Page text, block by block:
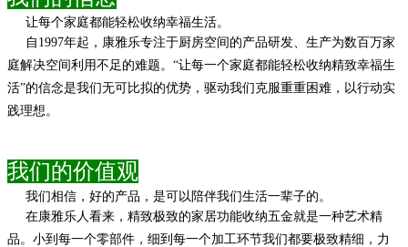
让每个家庭都能轻松收纳幸福生活。
自 1997年起，康雅乐专注于厨房空间的产品研发、生产为数百万家
庭解决空间利用不足的难题。 “让每一个家庭都能轻松收纳精致幸福生
活”的信念是我们无可比拟的优势， 驱动我们克服重重困难，以行动实
践理想。
我们的价值观
我们相信，好的产品，是可以陪伴我们生活一辈子的。
在康雅乐人看来，精致极致的家居功能收纳五金就是一种艺术精
品。小到每一个零部件，细到每一个加工环节我们都要极致精细，力